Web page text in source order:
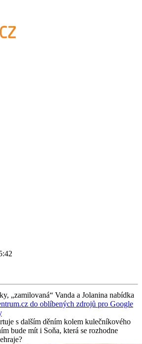
„zamilovaná“ Vanda a Jolanina nabídka
do oblíbených zdrojů pro Google
s dalším děním kolem kulečníkového
bude mít i Soňa, která se rozhodne